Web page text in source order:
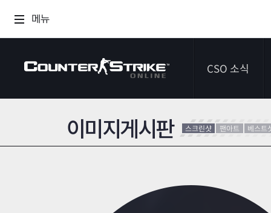
메뉴
CSO 소식
공지사항
이미지게시판 스크린샷 팬아트 베스트